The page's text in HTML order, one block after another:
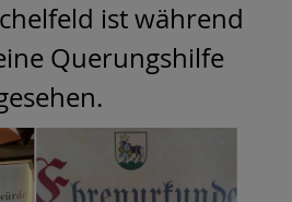
ist während
Querungshilfe